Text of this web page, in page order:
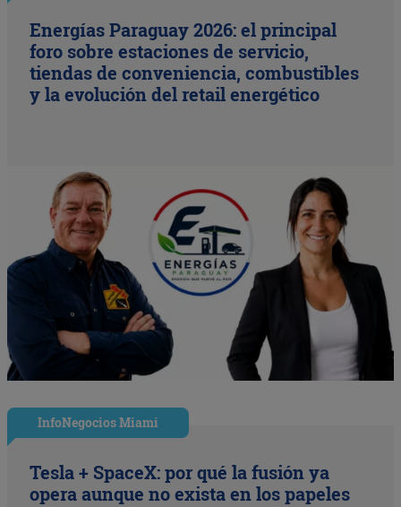
Energías Paraguay 2026: el principal
foro sobre estaciones de servicio,
tiendas de conveniencia, combustibles
y la evolución del retail energético
InfoNegocios Miami
Tesla + SpaceX: por qué la fusión ya
opera aunque no exista en los papeles